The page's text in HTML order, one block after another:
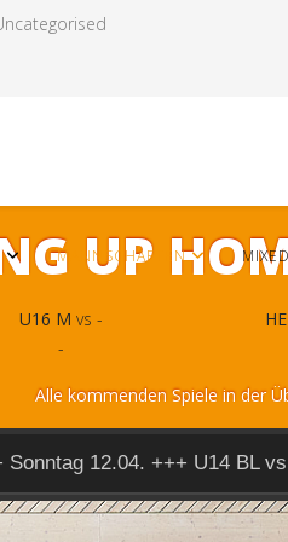
MANNSCHAFTEN MIXED
UP
U16 M vs -
-
Alle kommenden Spiele in der
12.04. +++ U14 BL